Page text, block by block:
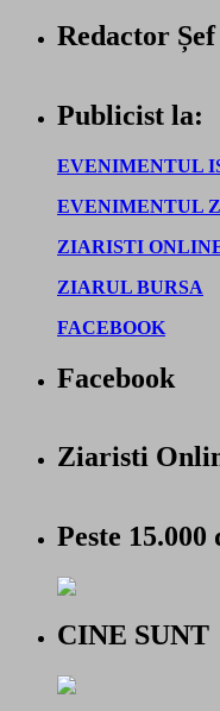
Redactor Șef
Publicist la:
EVENIMENTUL
EVENIMENTUL
ZIARISTI
ZIARUL BURSA
FACEBOOK
Facebook
Ziaristi
Peste
CINE SUNT